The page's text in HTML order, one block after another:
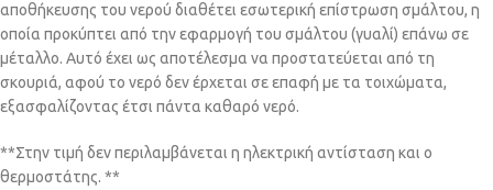
αποθήκευσης του νερού διαθέτει εσωτερική επίστρωση σμάλτου, η
οποία προκύπτει από την εφαρμογή του σμάλτου (γυαλί) επάνω σε
μέταλλο. Αυτό έχει ως αποτέλεσμα να προστατεύεται από τη
σκουριά, αφού το νερό δεν έρχεται σε επαφή με τα τοιχώματα,
εξασφαλίζοντας έτσι πάντα καθαρό νερό.
**Στην τιμή δεν περιλαμβάνεται η ηλεκτρική αντίσταση και ο
θερμοστάτης. **